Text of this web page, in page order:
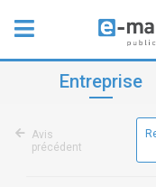
Entreprise
Avis
précédent